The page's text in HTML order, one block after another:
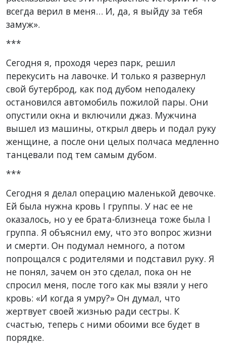
всегда верил в меня… И, да, я выйду за тебя
замуж».
***
Сегодня я, проходя через парк, решил
перекусить на лавочке. И только я развернул
свой бутерброд, как под дубом неподалеку
остановился автомобиль пожилой пары. Они
опустили окна и включили джаз. Мужчина
вышел из машины, открыл дверь и подал руку
женщине, а после они целых полчаса медленно
танцевали под тем самым дубом.
***
Сегодня я делал операцию маленькой девочке.
Ей была нужна кровь I группы. У нас ее не
оказалось, но у ее брата-близнеца тоже была I
группа. Я объяснил ему, что это вопрос жизни
и смерти. Он подумал немного, а потом
попрощался с родителями и подставил руку. Я
не понял, зачем он это сделал, пока он не
спросил меня, после того как мы взяли у него
кровь: «И когда я умру?» Он думал, что
жертвует своей жизнью ради сестры. К
счастью, теперь с ними обоими все будет в
порядке.